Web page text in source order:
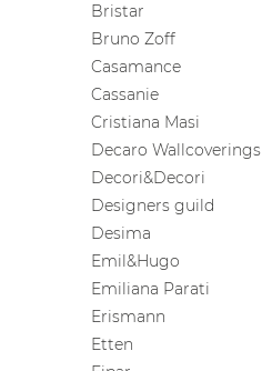
Bristar
Bruno Zoff
Casamance
Cassanie
Cristiana Masi
Decaro Wallcoverings
Decori&Decori
Designers guild
Desima
Emil&Hugo
Emiliana Parati
Erismann
Etten